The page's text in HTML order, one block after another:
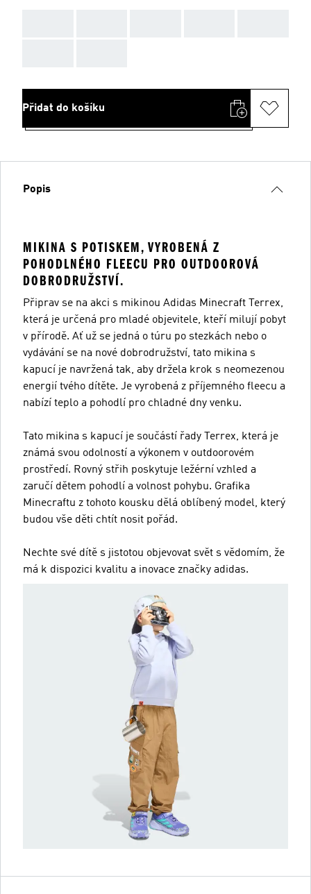
Přidat do košíku
Popis
MIKINA S POTISKEM, VYROBENÁ Z
POHODLNÉHO FLEECU PRO OUTDOOROVÁ
DOBRODRUŽSTVÍ.
Připrav se na akci s mikinou Adidas Minecraft Terrex,
která je určená pro mladé objevitele, kteří milují pobyt
v přírodě. Ať už se jedná o túru po stezkách nebo o
vydávání se na nové dobrodružství, tato mikina s
kapucí je navržená tak, aby držela krok s neomezenou
energií tvého dítěte. Je vyrobená z příjemného fleecu a
nabízí teplo a pohodlí pro chladné dny venku.
Tato mikina s kapucí je součástí řady Terrex, která je
známá svou odolností a výkonem v outdoorovém
prostředí. Rovný střih poskytuje ležérní vzhled a
zaručí dětem pohodlí a volnost pohybu. Grafika
Minecraftu z tohoto kousku dělá oblíbený model, který
budou vše děti chtít nosit pořád.
Nechte své dítě s jistotou objevovat svět s vědomím, že
má k dispozici kvalitu a inovace značky adidas.